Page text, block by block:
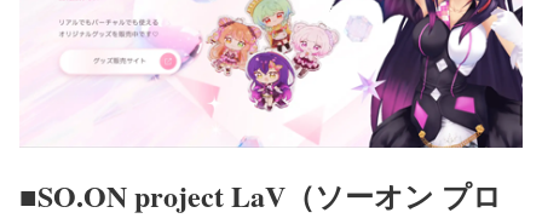
■SO.ON project LaV（ソーオン プロ